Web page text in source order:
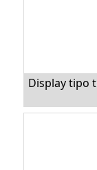
Display tipo